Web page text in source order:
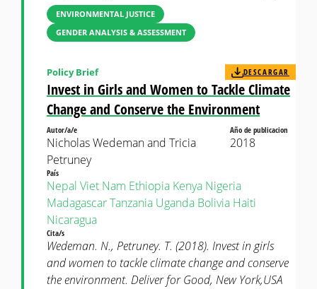
ENVIRONMENTAL JUSTICE
GENDER ANALYSIS & ASSESSMENT
Invest in Girls and Women to Tackle Climate
Change and Conserve the Environment
Policy Brief DESCARGAR
Autor/a/e
Nicholas Wedeman and Tricia
Petruney
Año de publicacion
2018
País
Nepal Viet Nam Ethiopia Kenya Nigeria
MadagascarTanzania Uganda Bolivia Haiti
Nicaragua
Cita/s
Wedeman. N., Petruney. T. (2018). Invest in girls
and women to tackle climate change and conserve
the environment. Deliver for Good, New York,USA